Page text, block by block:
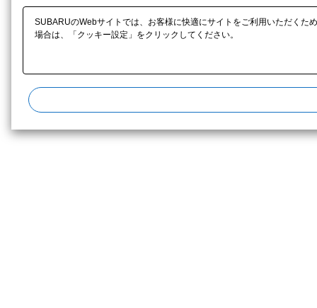
SUBARUのWebサイトでは、お客様に快適にサイトをご利用いただく
場合は、「クッキー設定」をクリックしてください。​